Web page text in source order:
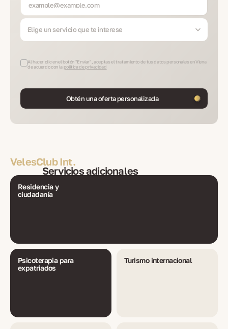
Elige un servicio que te interese
Al hacer clic en el botón "Enviar", aceptas el tratamiento de tus datos personales en Viena
de acuerdo con la política de privacidad
Obtén una oferta personalizada
VelesClub Int.
Servicios adicionales
Residencia y
ciudadanía
Psicoterapia para
expatriados
Turismo internacional